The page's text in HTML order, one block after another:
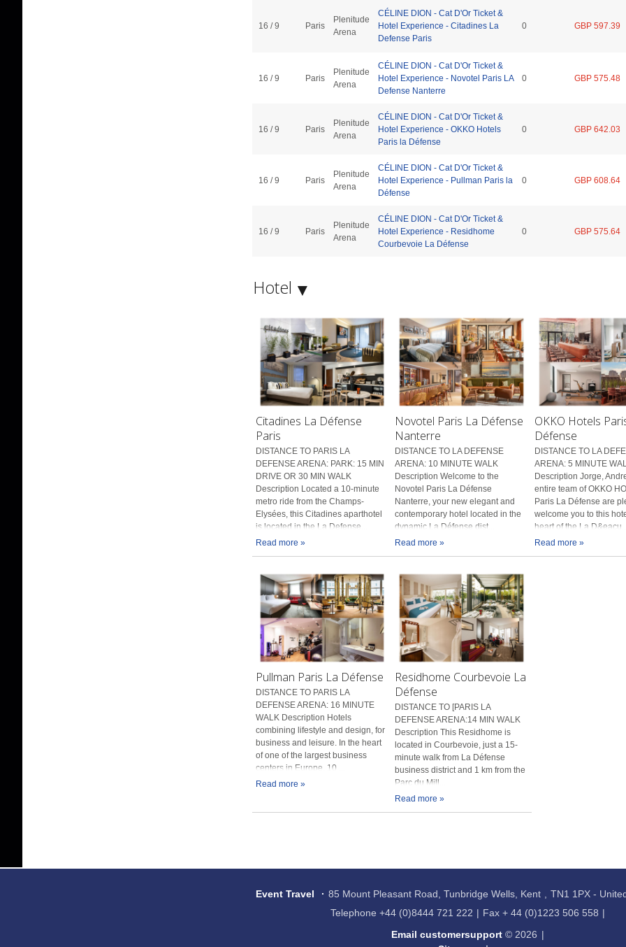
16 / 9 Paris
Plenitude
Arena
CÉLINE DION - Cat D'Or Ticket &
Hotel Experience - Citadines La
Defense Paris
0 GBP 597.39
16 / 9 Paris
Plenitude
Arena
CÉLINE DION - Cat D'Or Ticket &
Hotel Experience - Novotel Paris LA
Defense Nanterre
0 GBP 575.48
16 / 9 Paris
Plenitude
Arena
CÉLINE DION - Cat D'Or Ticket &
Hotel Experience - OKKO Hotels
Paris la Défense
0 GBP 642.03
16 / 9 Paris
Plenitude
Arena
CÉLINE DION - Cat D'Or Ticket &
Hotel Experience - Pullman Paris la
Défense
0 GBP 608.64
16 / 9 Paris
Plenitude
Arena
CÉLINE DION - Cat D'Or Ticket &
Hotel Experience - Residhome
Courbevoie La Défense
0 GBP 575.64
Hotel
Citadines La Défense
Paris
DISTANCE TO PARIS LA
DEFENSE ARENA: PARK: 15 MIN
DRIVE OR 30 MIN WALK
Description Located a 10-minute
metro ride from the Champs-
Elysées, this Citadines aparthotel
is located in the La Defense...
Read more »
Novotel Paris La Défense
Nanterre
DISTANCE TO LA DEFENSE
ARENA: 10 MINUTE WALK
Description Welcome to the
Novotel Paris La Défense
Nanterre, your new elegant and
contemporary hotel located in the
dynamic La Défense dist...
Read more »
OKKO Hotels
Défense
DISTANCE TO LA
ARENA: 5 MINUTE
Description Jorge,
entire team of OKKO
Paris La Défense are
welcome you to this
heart of the La D&eacu...
Read more »
Pullman Paris La Défense
DISTANCE TO PARIS LA
DEFENSE ARENA: 16 MINUTE
WALK Description Hotels
combining lifestyle and design, for
business and leisure. In the heart
of one of the largest business
centers in Europe, 10 ...
Read more »
Residhome Courbevoie La
Défense
DISTANCE TO [PARIS LA
DEFENSE ARENA:14 MIN WALK
Description This Residhome is
located in Courbevoie, just a 15-
minute walk from La Défense
business district and 1 km from the
Parc du Mill...
Read more »
Event Travel 85 Mount Pleasant Road, Tunbridge Wells, Kent
TN1 1PX -
Telephone +44 (0)8444 721 222 Fax + 44 (0)1223 506 558
Email customersupport © 2026